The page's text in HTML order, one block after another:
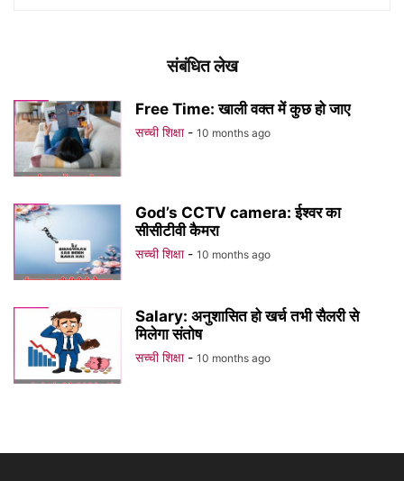
संबंधित लेख
Free Time: खाली वक्त में कुछ हो जाए
सच्ची शिक्षा - 10 months ago
God’s CCTV camera: ईश्वर का
सीसीटीवी कैमरा
सच्ची शिक्षा - 10 months ago
Salary: अनुशासित हो खर्च तभी सैलरी से
मिलेगा संतोष
सच्ची शिक्षा - 10 months ago